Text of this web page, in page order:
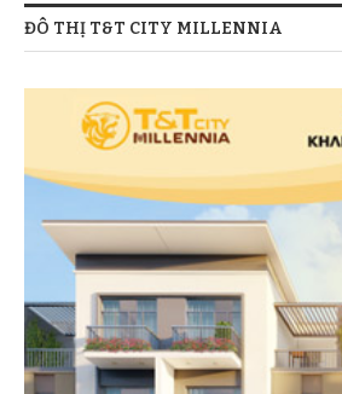
ĐÔ THỊ T&T CITY MILLENNIA